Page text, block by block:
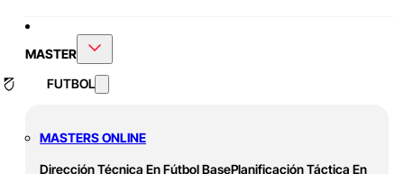
MASTER
FUTBOL
MASTERS ONLINE
Dirección Técnica En Fútbol BasePlanificación Táctica En